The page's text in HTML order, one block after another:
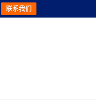
联系我们